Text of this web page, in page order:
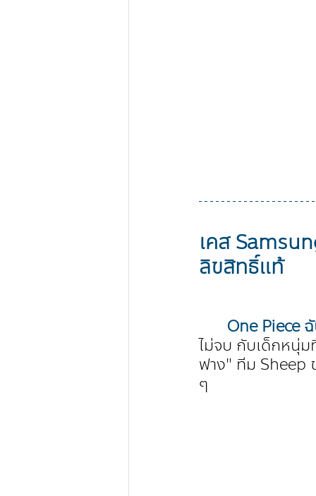
เคส
ลิขสิทธิ์แท้
One Piece
ไม่จบ กับเด็กหนุ่
ฟาง" ทีม Sheep
ๆ